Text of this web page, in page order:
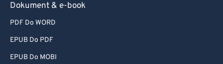
Dokument & e-book
PDF Do WORD
EPUB Do PDF
EPUB Do MOBI